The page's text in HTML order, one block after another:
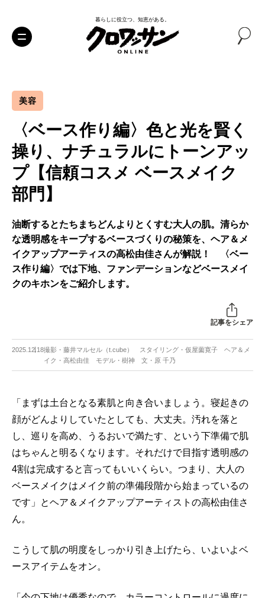
暮らしに役立つ、知恵がある。
美容
〈ベース作り編〉色と光を賢く
操り、ナチュラルにトーンアッ
プ【信頼コスメ ベースメイク
部門】
油断するとたちまちどんよりとくすむ大人の肌。清らか
な透明感をキープするベースづくりの秘策を、ヘア＆メ
イクアップアーティスの高松由佳さんが解説！ 〈ベー
ス作り編〉では下地、ファンデーションなどベースメイ
クのキホンをご紹介します。
記事をシェア
2025.12.18撮影・藤井マルセル（t.cube） スタイリング・仮屋薗寛子 ヘア＆メ
イク・高松由佳 モデル・樹神 文・原 千乃
「まずは土台となる素肌と向き合いましょう。寝起きの
顔がどんよりしていたとしても、大丈夫。汚れを落と
し、巡りを高め、うるおいで満たす、という下準備で肌
はちゃんと明るくなります。それだけで目指す透明感の
4割は完成すると言ってもいいくらい。つまり、大人の
ベースメイクはメイク前の準備段階から始まっているの
です」とヘア＆メイクアップアーティストの高松由佳さ
ん。
こうして肌の明度をしっかり引き上げたら、いよいよベ
ースアイテムをオン。